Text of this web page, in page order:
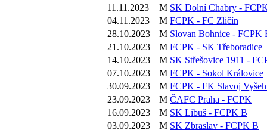
11.11.2023
M SK Dolní Chabry -
04.11.2023
M FCPK - FC Zličín
28.10.2023
M Slovan Bohnice - FCPK
21.10.2023
M FCPK - SK Třeboradice
14.10.2023
M SK Střešovice 1911 -
07.10.2023
M FCPK - Sokol Královice
30.09.2023
M FCPK - FK Slavoj
23.09.2023
M ČAFC Praha - FCPK
16.09.2023
M SK Libuš - FCPK B
03.09.2023
M SK Zbraslav - FCPK B